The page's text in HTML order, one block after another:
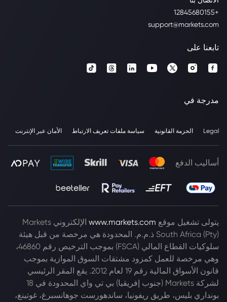
+12845680155
support@markets.com
تابعنا على
مدرجة في
Legal الحزمة القانونية سياسة ملفات تعريف الارتباط الأمان عبر الإنترنت
أساليب الدفع
يتولى تشغيل موقع www.markets.com
الإلكتروني Markets
South Africa (Pty) ذ.م.م. المحدودة هي مرخصة من قبل هيئة
سلوكيات القطاع المالي (FSCA) بموجب الترخيص رقم 46860،
وهي مرخصة للعمل كمزود مشتقات السوق الموازية بموجب
قانون الأسواق المالية رقم 19 لعام 2012. يقع المقر الرئيسي
لشركة Markets (جنوب إفريقيا) بي تي واي المحدودة في 18
بونداري بليس، طريق ريفونيا، ساندهورست جوهانسبرغ، غوتينغ،